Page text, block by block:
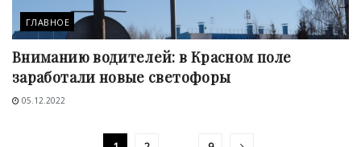
ГЛАВНОЕ
Вниманию водителей: в Красном поле
заработали новые светофоры
05.12.2022